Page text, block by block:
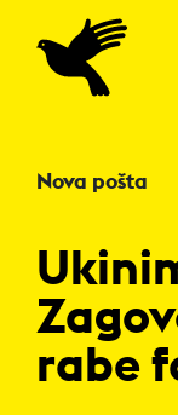
Domov
Nova pošta
rabe